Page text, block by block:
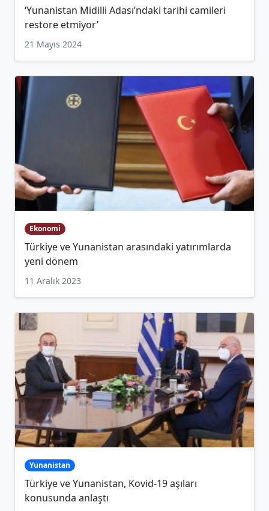
‘Yunanistan Midilli Adası’ndaki tarihi camileri
restore etmiyor’
21 Mayıs 2024
Ekonomi
Türkiye ve Yunanistan arasındaki yatırımlarda
yeni dönem
11 Aralık 2023
Yunanistan
Türkiye ve Yunanistan, Kovid-19 aşıları
konusunda anlaştı